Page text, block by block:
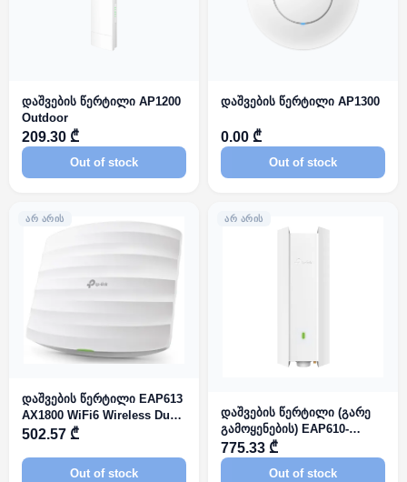
დაშვების წერტილი AP1200
Outdoor
209.30 ₾
Out of stock
დაშვების წერტილი AP1300
0.00 ₾
Out of stock
ᲐᲠ ᲐᲠᲘᲡ
დაშვების წერტილი EAP613
AX1800 WiFi6 Wireless Dual
Band Ceiling Mount Access
502.57 ₾
Out of stock
ᲐᲠ ᲐᲠᲘᲡ
დაშვების წერტილი (გარე
გამოყენების) EAP610-
Outdoor AX1800 WiFi 6
Access Point
775.33 ₾
Out of stock